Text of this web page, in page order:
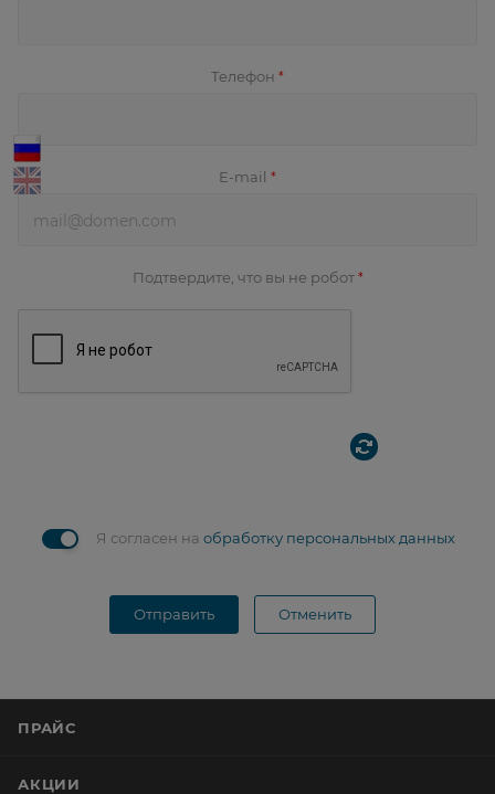
Телефон *
E-mail *
Подтвердите, что вы не робот *
Я согласен на обработку персональных данных
Отправить Отменить
ПРАЙС
АКЦИИ